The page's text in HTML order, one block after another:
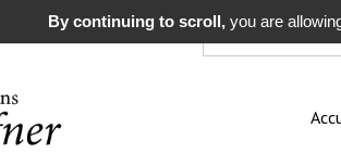
Rechercher
By continuing to scroll,you are